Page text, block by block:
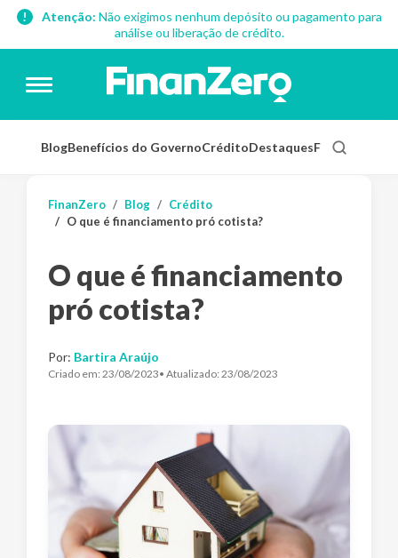
Atenção: Não exigimos nenhum depósito ou pagamento para
análise ou liberação de crédito.
BlogBenefícios do GovernoCréditoDestaquesFinanças
FinanZero Blog
Crédito
O que é financiamento pró cotista?
O que é financiamento
pró cotista?
Por: Bartira Araújo
Criado em: 23/08/2023• Atualizado: 23/08/2023